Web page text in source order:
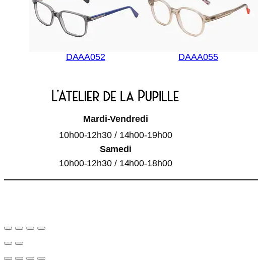
DAAA052 DAAA055
Mardi-Vendredi
10h00-12h30 / 14h00-19h00
Samedi
10h00-12h30 / 14h00-18h00